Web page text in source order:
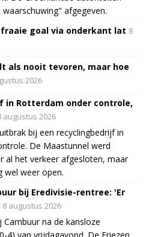
afgegeven.
goal via onderkant lat 8
als nooit tevoren, maar hoe
2026
in Rotterdam onder controle,
augustus 2026
bij een recyclingbedrijf in
De Maastunnel werd
al het verkeer afgesloten, maar
wel weer open.
bij Eredivisie-rentree: 'Er
8 augustus 2026
na de kansloze